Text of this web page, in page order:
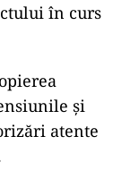
în curs